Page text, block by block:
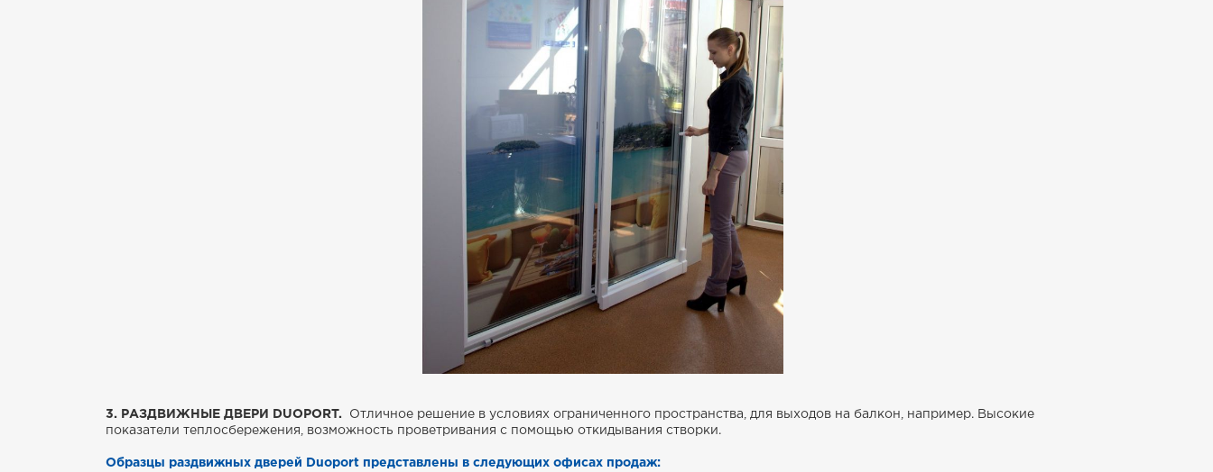
3. РАЗДВИЖНЫЕ ДВЕРИ DUOPORT. Отличное решение в условиях ограниченного пространства, для выходов на балкон, например. Высокие
показатели теплосбережения, возможность проветривания с помощью откидывания створки.
Образцы раздвижных дверей Duoport представлены в следующих офисах продаж: